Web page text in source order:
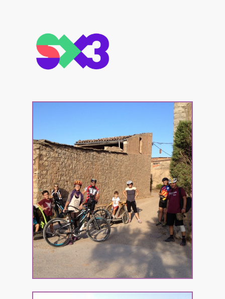
Calaf – La Fortesa –
La Llavinera –
Seronelles – Calaf
17km
170md+
+info